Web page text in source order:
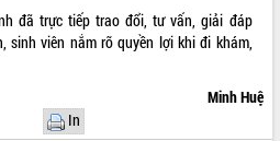
đã trực tiếp trao đổi, tư vấn, giải đáp
sinh viên nắm rõ quyền lợi khi đi khám,
Minh Huệ
In